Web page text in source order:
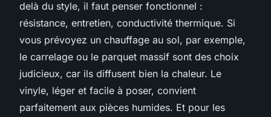
delà du style, il faut penser fonctionnel :
résistance, entretien, conductivité thermique. Si
vous prévoyez un chauffage au sol, par exemple,
le carrelage ou le parquet massif sont des choix
judicieux, car ils diffusent bien la chaleur. Le
vinyle, léger et facile à poser, convient
parfaitement aux pièces humides. Et pour les